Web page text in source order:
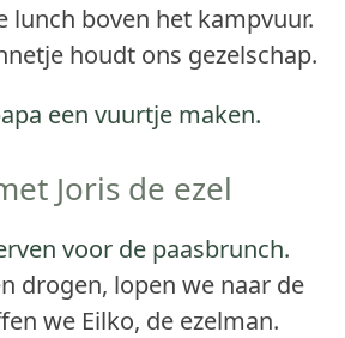
lunch boven het kampvuur.
houdt ons gezelschap.
Joris de ezel
drogen, lopen we naar de
we Eilko, de ezelman.